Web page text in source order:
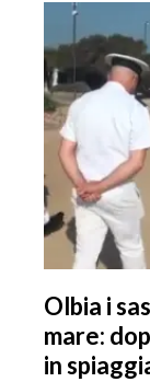
Olbia i
mare:
in